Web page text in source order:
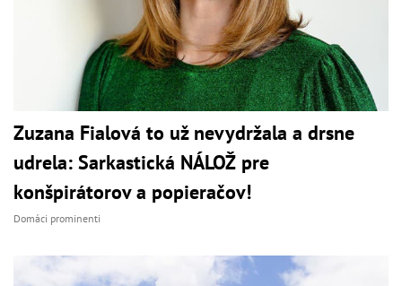
Zuzana Fialová to už nevydržala a drsne
udrela: Sarkastická NÁLOŽ pre
konšpirátorov a popieračov!
Domáci prominenti